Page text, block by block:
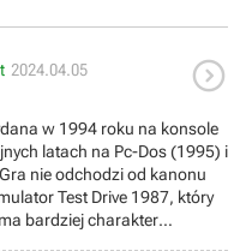
2024.04.05 
w 1994 roku na konsole
latach na Pc-Dos (1995) i
nie odchodzi od kanonu
Test Drive 1987, który
bardziej charakter